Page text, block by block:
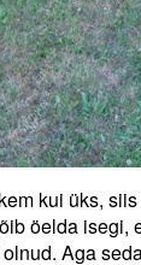
kui üks,
öelda isegi,
Aga